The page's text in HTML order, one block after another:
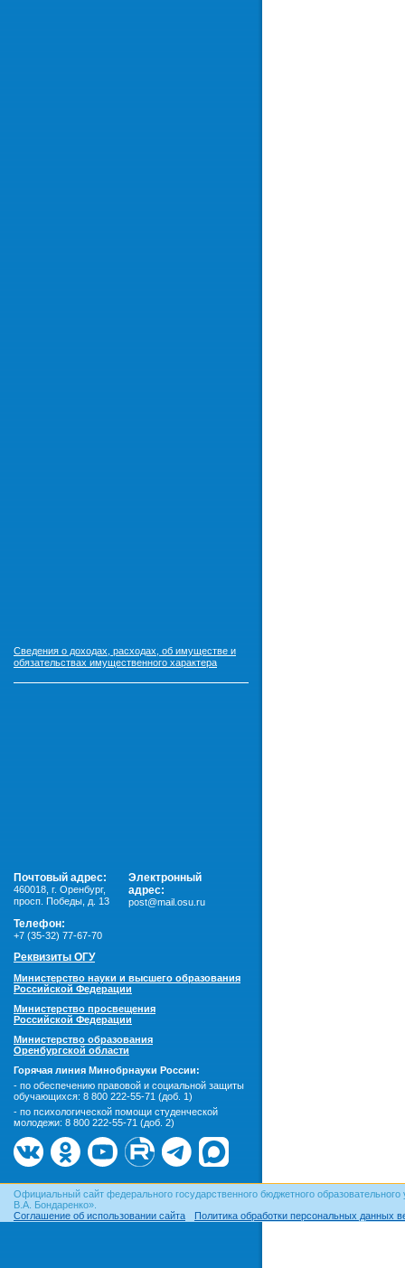
Сведения о доходах, расходах, об имуществе и
обязательствах имущественного характера
Почтовый адрес:
460018 г. Оренбург,
просп. Победы, д. 13
Электронный
адрес:
post@mail.osu.ru
Телефон:
+7 (35-32) 77-67-70
Реквизиты ОГУ
Министерство науки и высшего образования
Российской Федерации
Министерство просвещения
Российской Федерации
Министерство образования
Оренбургской области
Горячая линия Минобрнауки России:
- по обеспечению правовой и социальной защиты
обучающихся: 8 800 222-55-71 (доб. 1)
- по психологической помощи студенческой
молодежи: 8 800 222-55-71 (доб. 2)
Официальный сайт федерального государственного бюджетного
В.А. Бондаренко».
Соглашение об использовании сайта
Политика обработки персональных данных